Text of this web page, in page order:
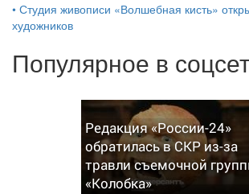
• Студия живописи «Волшебная кисть»
художников
Популярное в
Редакция «России-24»
обратилась в СКР из-за
травли съемочной
«Колобка»